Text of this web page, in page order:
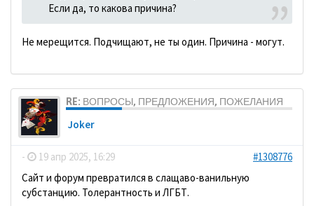
Если да, то какова причина?
Не мерещится. Подчищают, не ты один. Причина - могут.
RE: ВОПРОСЫ, ПРЕДЛОЖЕНИЯ, ПОЖЕЛАНИЯ
Joker
- 19 апр 2025, 16:29
#1308776
Сайт и форум превратился в слащаво-ванильную
субстанцию. Толерантность и ЛГБТ.